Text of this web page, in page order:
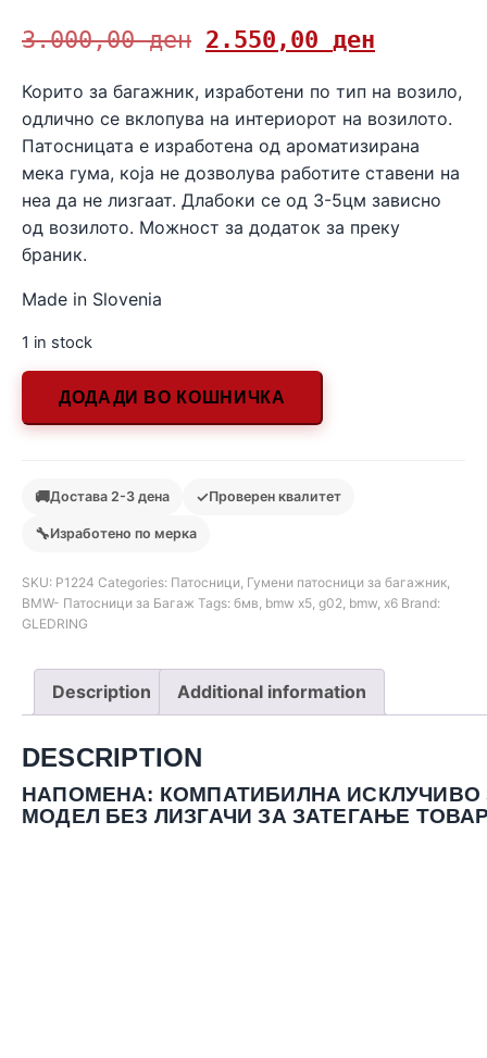
3.000,00ден 2.550,00 ден
Корито за багажник, изработени по тип на возило,
одлично се вклопува на интериорот на возилото.
Патосницата е изработена од ароматизирана
мека гума, која не дозволува работите ставени на
неа да не лизгаат. Длабоки се од 3-5цм зависно
од возилото. Можност за додаток за преку
браник.
Made in Slovenia
1 in stock
ДОДАДИ ВО КОШНИЧКА
🚚Достава 2-3 дена ✓Проверен квалитет
🔧Изработено по мерка
SKU: Р1224 Categories: Патосници, Гумени патосници за багажник,
BMW- Патосници за Багаж Tags: бмв, bmw x5, g02, bmw, x6 Brand:
GLEDRING
Description Additional information
DESCRIPTION
НАПОМЕНА: КОМПАТИБИЛНА ИСКЛУЧИВО
МОДЕЛ БЕЗ ЛИЗГАЧИ ЗА ЗАТЕГАЊЕ